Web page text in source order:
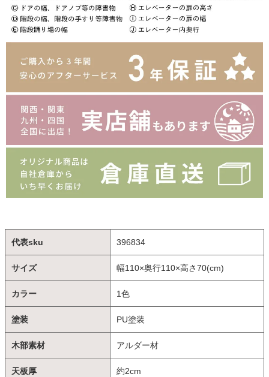
代表sku 396834
サイズ 幅110×奥行110×高さ70(cm)
カラー 1色
塗装 PU塗装
木部素材 アルダー材
天板厚 約2cm